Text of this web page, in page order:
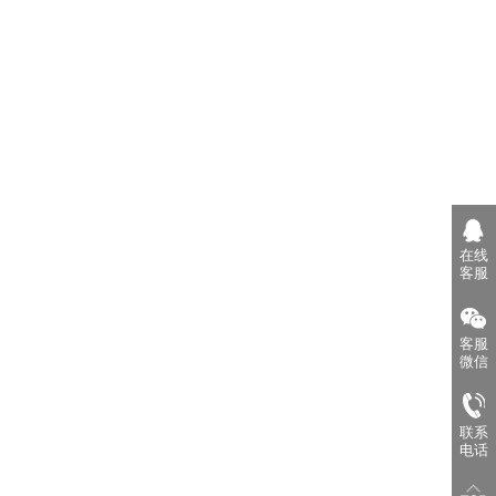
在线
客服
客服
微信
联系
电话